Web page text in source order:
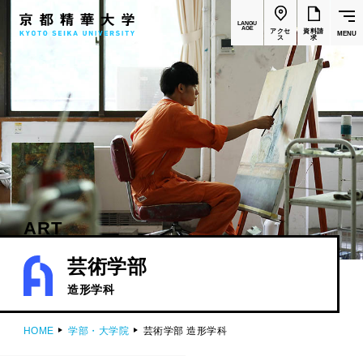
LANGU
AGE
アクセ
ス
資料請
求
MENU
芸術学部
造形学科
ART
HOME 学部・大学院 芸術学部 造形学科